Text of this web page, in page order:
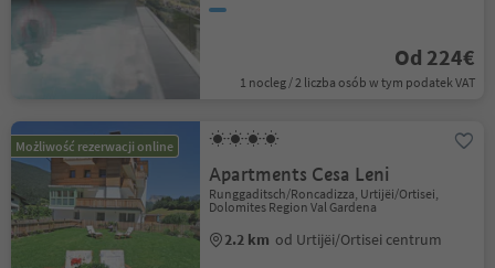
Od 224€
1 nocleg / 2 liczba osób w tym podatek VAT
Możliwość rezerwacji online
Apartments Cesa Leni
Runggaditsch/Roncadizza, Urtijëi/Ortisei,
Dolomites Region Val Gardena
2.2 km od Urtijëi/Ortisei centrum